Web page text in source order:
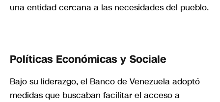
una entidad cercana a las necesidades del pueblo.
Políticas Económicas y Sociale
Bajo su liderazgo, el Banco de Venezuela adoptó
medidas que buscaban facilitar el acceso a